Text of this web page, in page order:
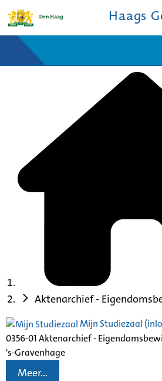
Haags
Bronnen en collecties
Aktenarchief -
Mijn Studiezaal
0356-01 Aktenarchief -
's-Gravenhage
Meer...